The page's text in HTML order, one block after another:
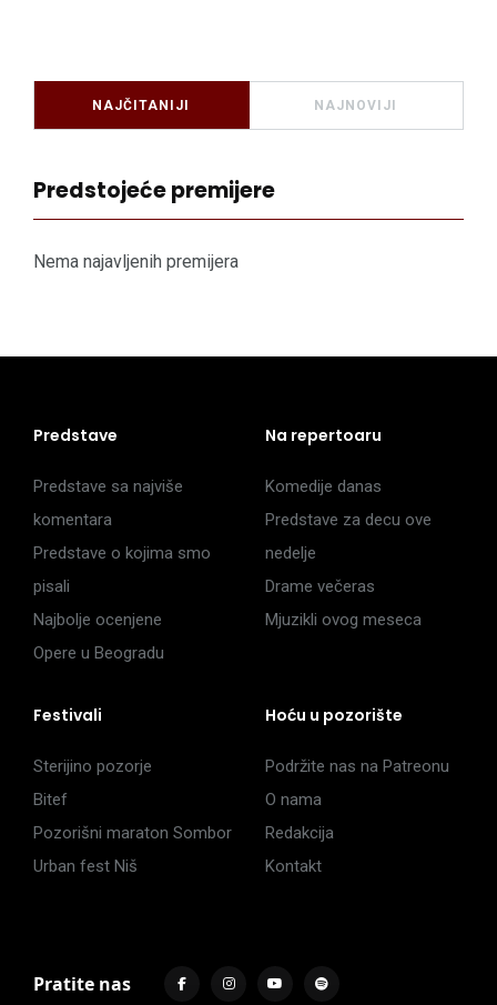
NAJČITANIJI NAJNOVIJI
Predstojeće premijere
Nema najavljenih premijera
Predstave
Predstave sa najviše
komentara
Predstave o kojima smo
pisali
Najbolje ocenjene
Opere u Beogradu
Na repertoaru
Komedije danas
Predstave za decu ove
nedelje
Drame večeras
Mjuzikli ovog meseca
Festivali
Sterijino pozorje
Bitef
Pozorišni maraton Sombor
Urban fest Niš
Hoću u pozorište
Podržite nas na Patreonu
O nama
Redakcija
Kontakt
Pratite nas